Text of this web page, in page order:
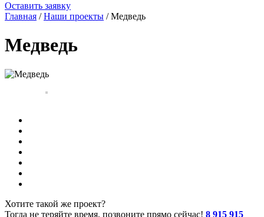
Оставить заявку
Главная /Наши проекты /Медведь
Медведь
Хотите такой же проект?
Тогда не теряйте время, позвоните прямо сейчас! 8 915 915